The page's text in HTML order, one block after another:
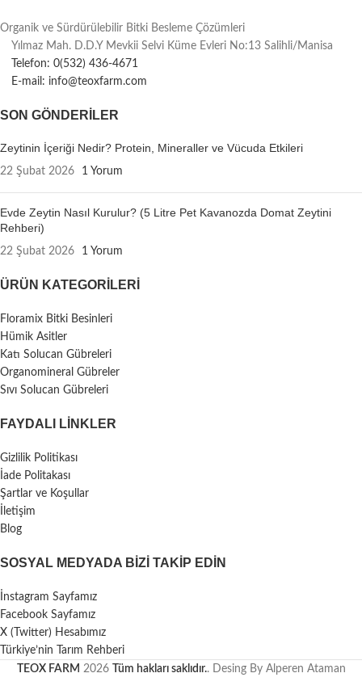
Organik ve Sürdürülebilir Bitki Besleme Çözümleri
Yılmaz Mah. D.D.Y Mevkii Selvi Küme Evleri No:13 Salihli/Manisa
Telefon: 0(532) 436-4671
E-mail: info@teoxfarm.com
SON GÖNDERILER
Zeytinin İçeriği Nedir? Protein, Mineraller ve Vücuda Etkileri
22 Şubat 2026 1 Yorum
Evde Zeytin Nasıl Kurulur? (5 Litre Pet Kavanozda Domat Zeytini
Rehberi)
22 Şubat 2026 1 Yorum
ÜRÜN KATEGORILERI
Floramix Bitki Besinleri
Hümik Asitler
Katı Solucan Gübreleri
Organomineral Gübreler
Sıvı Solucan Gübreleri
FAYDALI LİNKLER
Gizlilik Politikası
İade Politakası
Şartlar ve Koşullar
İletişim
Blog
SOSYAL MEDYADA BIZI TAKIP EDIN
İnstagram Sayfamız
Facebook Sayfamız
X (Twitter) Hesabımız
Türkiye’nin Tarım Rehberi
TEOX FARM 2026 Tüm hakları saklıdır.. Desing By Alperen Ataman